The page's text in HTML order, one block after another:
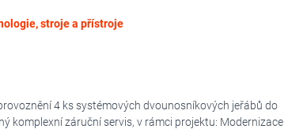
stroje a přístroje
4 ks systémových dvounosníkových jeřábů do
komplexní záruční servis, v rámci projektu: Modernizace